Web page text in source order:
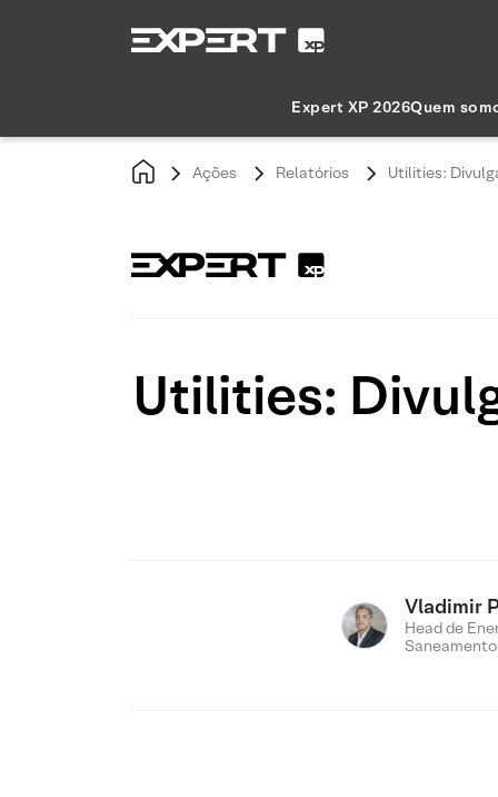
Expert XP 2026Quem
Ações Relatórios Utilities:
Utilities:
Vladimir
Head de
Saneamento